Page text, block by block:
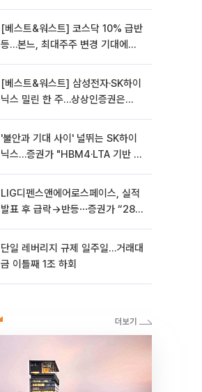
[베스트&워스트] 코스닥 10% 급반
등…본느, 최대주주 변경 기대에
[베스트&워스트] 삼성전자·SK하이
닉스 밀린 한 주…상상인증권은
'불안과 기대 사이' 널뛰는 SK하이
닉스…증권가 "HBM4·LTA 기반 펀
LIG디펜스앤에어로스페이스, 실적
발표 후 급락→반등⋯증권가 “28년
단일 레버리지 규제 일주일…거래대
금 이틀째 1조 하회